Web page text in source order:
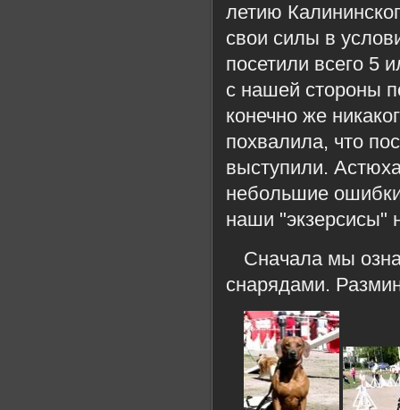
летию
свои силы в
посетили всего 5
с нашей стороны
конечно же
похвалила, что
выступили.
небольшие
наши "экзерсисы"
Сначала мы
снарядами.